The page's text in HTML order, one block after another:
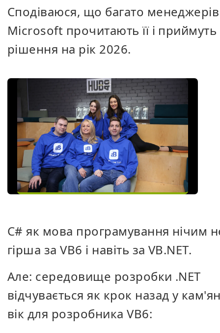
Сподіваюся, що багато менеджерів
Microsoft прочитають її і приймуть
рішення на рік 2026.
C# як мова програмування нічим
гірша за VB6 і навіть за VB.NET.
Але: середовище розробки .NET
відчувається як крок назад у
вік для розробника VB6: